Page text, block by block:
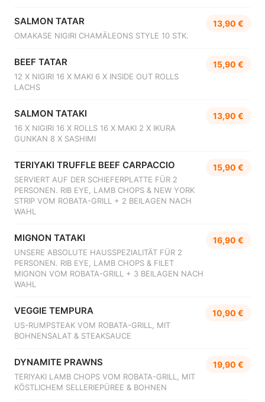
SALMON TATAR
OMAKASE NIGIRI CHAMÄLEONS STYLE 10 STK.
13,90 €
BEEF TATAR
12 X NIGIRI 16 X MAKI 6 X INSIDE OUT ROLLS
LACHS
15,90 €
SALMON TATAKI
16 X NIGIRI 16 X ROLLS 16 X MAKI 2 X IKURA
GUNKAN 8 X SASHIMI
13,90 €
TERIYAKI TRUFFLE BEEF CARPACCIO
SERVIERT AUF DER SCHIEFERPLATTE FÜR 2
PERSONEN. RIB EYE, LAMB CHOPS & NEW YORK
STRIP VOM ROBATA-GRILL + 2 BEILAGEN NACH
WAHL
15,90 €
MIGNON TATAKI
UNSERE ABSOLUTE HAUSSPEZIALITÄT FÜR 2
PERSONEN. RIB EYE, LAMB CHOPS & FILET
MIGNON VOM ROBATA-GRILL + 3 BEILAGEN NACH
WAHL
16,90 €
VEGGIE TEMPURA
US-RUMPSTEAK VOM ROBATA-GRILL, MIT
BOHNENSALAT & STEAKSAUCE
10,90 €
DYNAMITE PRAWNS
TERIYAKI LAMB CHOPS VOM ROBATA-GRILL, MIT
KÖSTLICHEM SELLERIEPÜREE & BOHNEN
19,90 €